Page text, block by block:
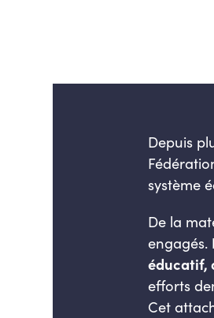
Depuis
système
De la
engagés.
éducatif,
efforts
Cet